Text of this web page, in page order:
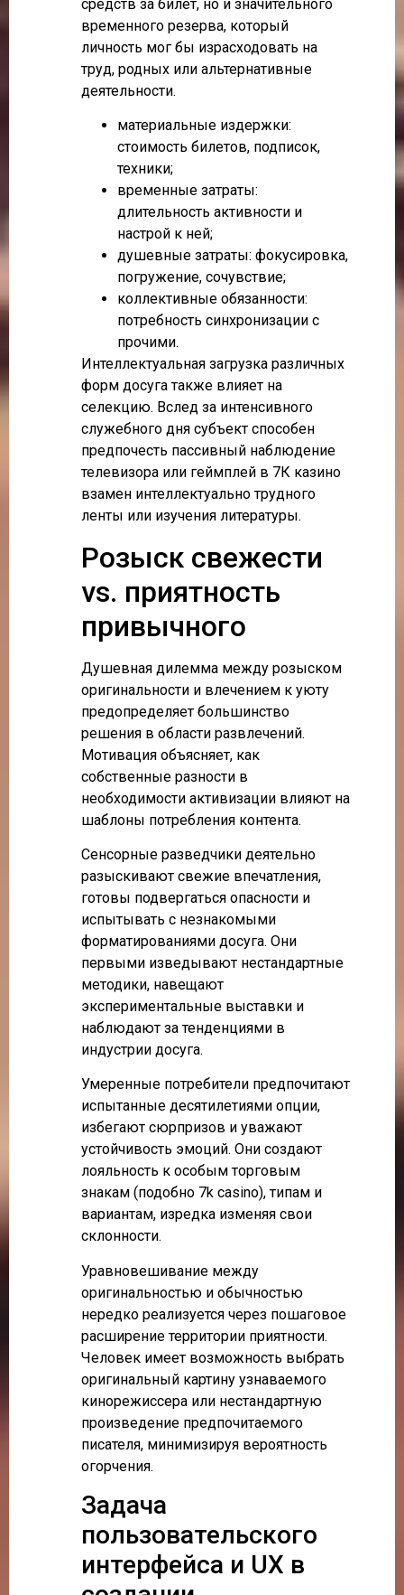
средств за билет, но и значительного
временного резерва, который
личность мог бы израсходовать на
труд, родных или альтернативные
деятельности.
материальные издержки:
стоимость билетов, подписок,
техники;
временные затраты:
длительность активности и
настрой к ней;
душевные затраты: фокусировка,
погружение, сочувствие;
коллективные обязанности:
потребность синхронизации с
прочими.
Интеллектуальная загрузка различных
форм досуга также влияет на
селекцию. Вслед за интенсивного
служебного дня субъект способен
предпочесть пассивный наблюдение
телевизора или геймплей в 7К казино
взамен интеллектуально трудного
ленты или изучения литературы.
Розыск свежести
vs. приятность
привычного
Душевная дилемма между розыском
оригинальности и влечением к уюту
предопределяет большинство
решения в области развлечений.
Мотивация объясняет, как
собственные разности в
необходимости активизации влияют на
шаблоны потребления контента.
Сенсорные разведчики деятельно
разыскивают свежие впечатления,
готовы подвергаться опасности и
испытывать с незнакомыми
форматированиями досуга. Они
первыми изведывают нестандартные
методики, навещают
экспериментальные выставки и
наблюдают за тенденциями в
индустрии досуга.
Умеренные потребители предпочитают
испытанные десятилетиями опции,
избегают сюрпризов и уважают
устойчивость эмоций. Они создают
лояльность к особым торговым
знакам (подобно 7k casino), типам и
вариантам, изредка изменяя свои
склонности.
Уравновешивание между
оригинальностью и обычностью
нередко реализуется через пошаговое
расширение территории приятности.
Человек имеет возможность выбрать
оригинальный картину узнаваемого
кинорежиссера или нестандартную
произведение предпочитаемого
писателя, минимизируя вероятность
огорчения.
Задача
пользовательского
интерфейса и UX в